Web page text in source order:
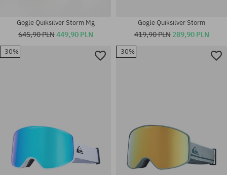
Gogle Quiksilver Storm Mg
645,90 PLN449,90 PLN
Gogle Quiksilver Storm
419,90 PLN 289,90 PLN
-30% -30%